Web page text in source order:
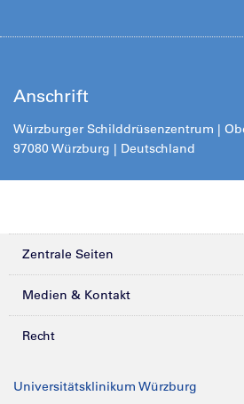
Anschrift
Würzburger Schilddrüsenzentrum |
97080 Würzburg | Deutschland
Zentrale Seiten
Kliniken & Zentren
Forschung
Medien & Kontakt
Presse
Recht
Universitätsklinikum Würzburg